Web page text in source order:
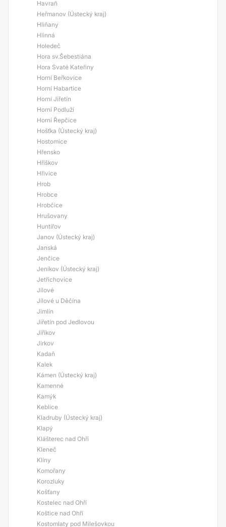
Havraň
Heřmanov (Ústecký kraj)
Hliňany
Hlinná
Holedeč
Hora sv.Šebestiána
Hora Svaté Kateřiny
Horní Beřkovice
Horní Habartice
Horní Jiřetín
Horní Podluží
Horní Řepčice
Hošťka (Ústecký kraj)
Hostomice
Hřensko
Hříškov
Hřivice
Hrob
Hrobce
Hrobčice
Hrušovany
Huntířov
Janov (Ústecký kraj)
Janská
Jenčice
Jeníkov (Ústecký kraj)
Jetřichovice
Jílové
Jílové u Děčína
Jimlín
Jiřetín pod Jedlovou
Jiříkov
Jirkov
Kadaň
Kalek
Kámen (Ústecký kraj)
Kamenné
Kamýk
Keblice
Kladruby (Ústecký kraj)
Klapý
Klášterec nad Ohří
Kleneč
Klíny
Komořany
Korozluky
Košťany
Kostelec nad Ohří
Koštice nad Ohří
Kostomlaty pod Milešovkou